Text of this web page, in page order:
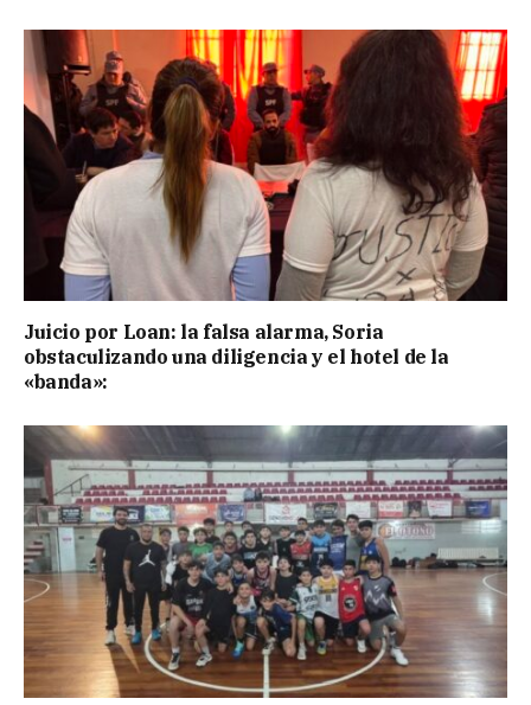
Juicio por Loan: la falsa alarma, Soria
obstaculizando una diligencia y el hotel de la
«banda»: